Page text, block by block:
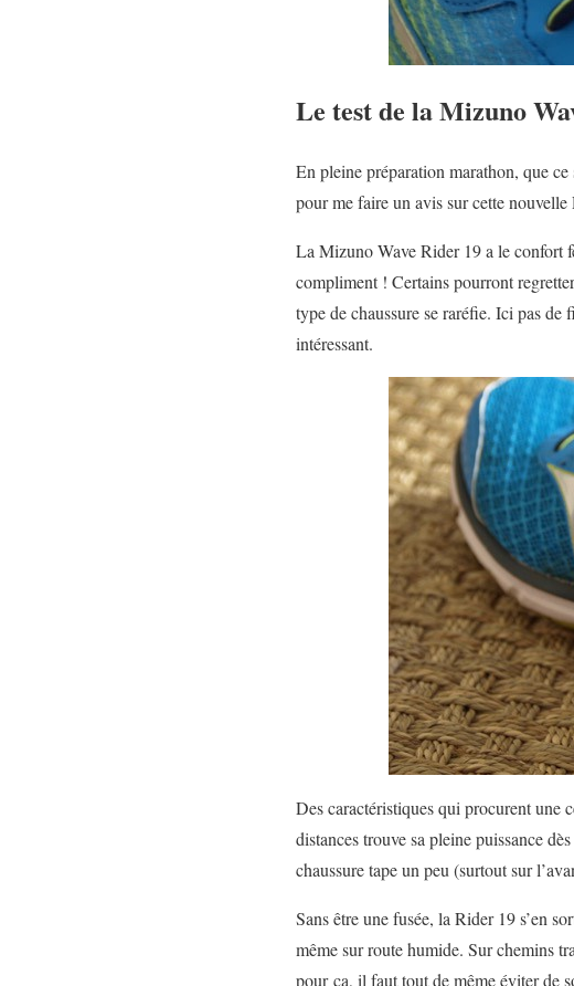
Le test de la Mizuno
En pleine préparation marathon, que
pour me faire un avis sur cette nouvelle
La Mizuno Wave Rider 19 a le confort
compliment ! Certains pourront
type de chaussure se raréfie. Ici pas
intéressant.
Des caractéristiques qui procurent une
distances trouve sa pleine puissance
chaussure tape un peu (surtout sur
Sans être une fusée, la Rider 19 s’en
même sur route humide. Sur chemins
pour ça, il faut tout de même éviter de